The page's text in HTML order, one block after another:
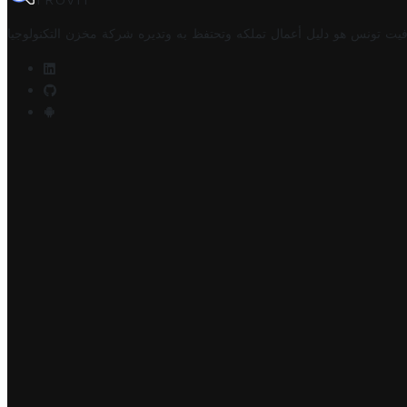
تونس هو دليل أعمال تملكه وتحتفظ به وتديره شركة مخزن التكنولوجيا